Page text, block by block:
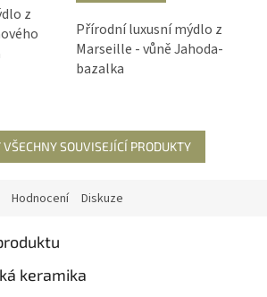
z
Přírodní luxusní mýdlo z
Marseille - vůně Jahoda-
bazalka
SOUVISEJÍCÍ PRODUKTY
Hodnocení Diskuze
keramika